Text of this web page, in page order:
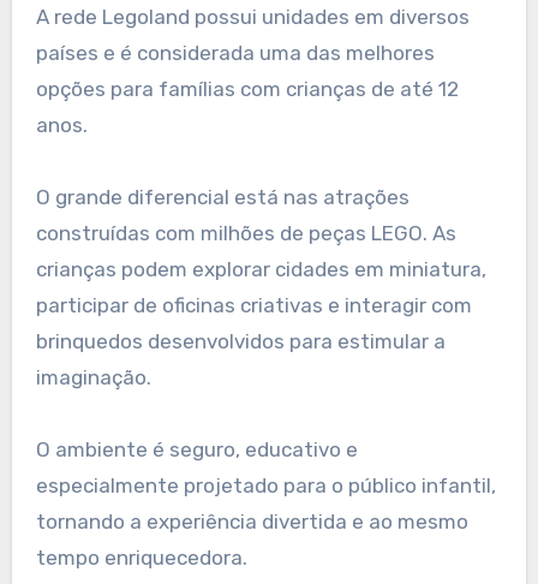
A rede Legoland possui unidades em diversos
países e é considerada uma das melhores
opções para famílias com crianças de até 12
anos.
O grande diferencial está nas atrações
construídas com milhões de peças LEGO. As
crianças podem explorar cidades em miniatura,
participar de oficinas criativas e interagir com
brinquedos desenvolvidos para estimular a
imaginação.
O ambiente é seguro, educativo e
especialmente projetado para o público infantil,
tornando a experiência divertida e ao mesmo
tempo enriquecedora.